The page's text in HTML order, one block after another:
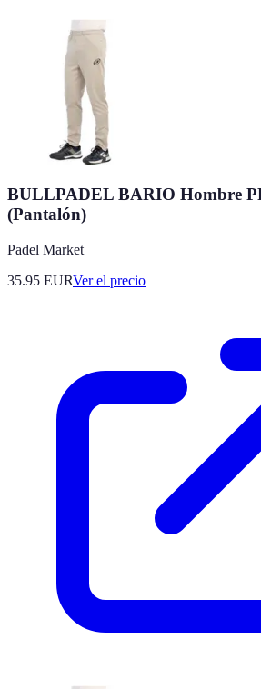
BULLPADEL BARIO Hombre
(Pantalón)
Padel Market
35.95 EURVer el precio